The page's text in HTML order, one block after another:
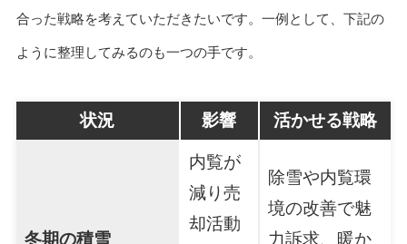
合った戦略を考えていただきたいです。一例として、下記の
ように整理してみるのも一つの手です。
状況 影響 活かせる戦略
冬期の積雪
内覧が
減り売
却活動
除雪や内覧環
境の改善で魅
力訴求、暖か